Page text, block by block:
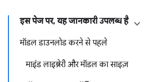
इस पेज पर, यह जानकारी उपलब्ध है
मॉडल डाउनलोड करने से पहले
माइंड लाइब्रेरी और मॉडल का साइज़